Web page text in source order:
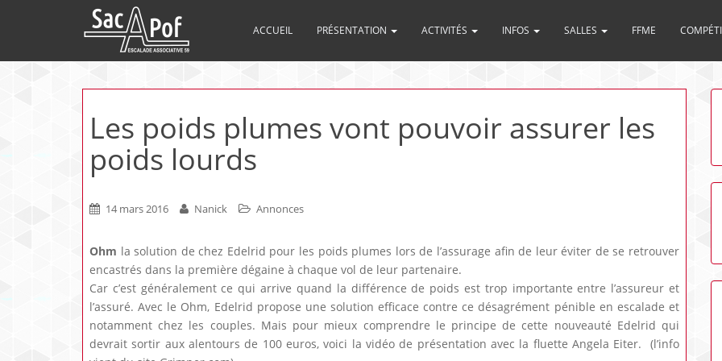
ACCUEIL PRÉSENTATION ACTIVITÉS INFOS SALLES FFME
Les poids plumes vont pouvoir assurer les
poids lourds
14 mars 2016 Nanick Annonces
Ohm la solution de chez Edelrid pour les poids plumes lors de l’assurage afin de leur éviter de se retrouver
encastrés dans la première dégaine à chaque vol de leur partenaire.
Car c’est généralement ce qui arrive quand la différence de poids est trop importante entre l’assureur et
l’assuré. Avec le Ohm, Edelrid propose une solution efficace contre ce désagrément pénible en escalade et
notamment chez les couples. Mais pour mieux comprendre le principe de cette nouveauté Edelrid qui
devrait sortir aux alentours de 100 euros, voici la vidéo de présentation avec la fluette Angela Eiter. (l’info